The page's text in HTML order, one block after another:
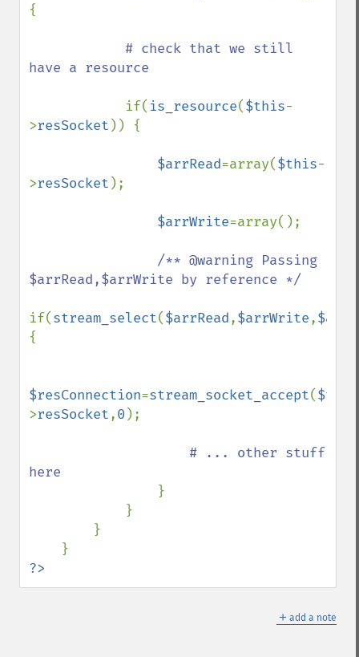
{
# check that we still
have a resource
if( is_resource($this-
>resSocket )) {
$arrRead=array($this-
>resSocket );
$arrWrite=array();
/** @warning Passing
$arrRead,$arrWrite by reference */
if(stream_select($arrRead,$arrWrite,
{
$resConnection=stream_socket_accept($this
>resSocket,0 );
# ... other stuff
here
}
?>
＋ add a note